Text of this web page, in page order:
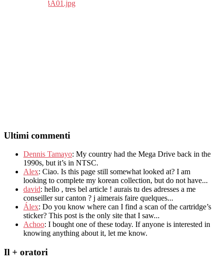
Ultimi commenti
Dennis Tamayo: My country had the Mega Drive back in the
1990s, but it’s in NTSC.
Alex: Ciao. Is this page still somewhat looked at? I am
looking to complete my korean collection, but do not have...
david: hello , tres bel article ! aurais tu des adresses a me
conseiller sur canton ? j aimerais faire quelques...
Álex: Do you know where can I find a scan of the cartridge’s
sticker? This post is the only site that I saw...
Achoo: I bought one of these today. If anyone is interested in
knowing anything about it, let me know.
Il + oratori